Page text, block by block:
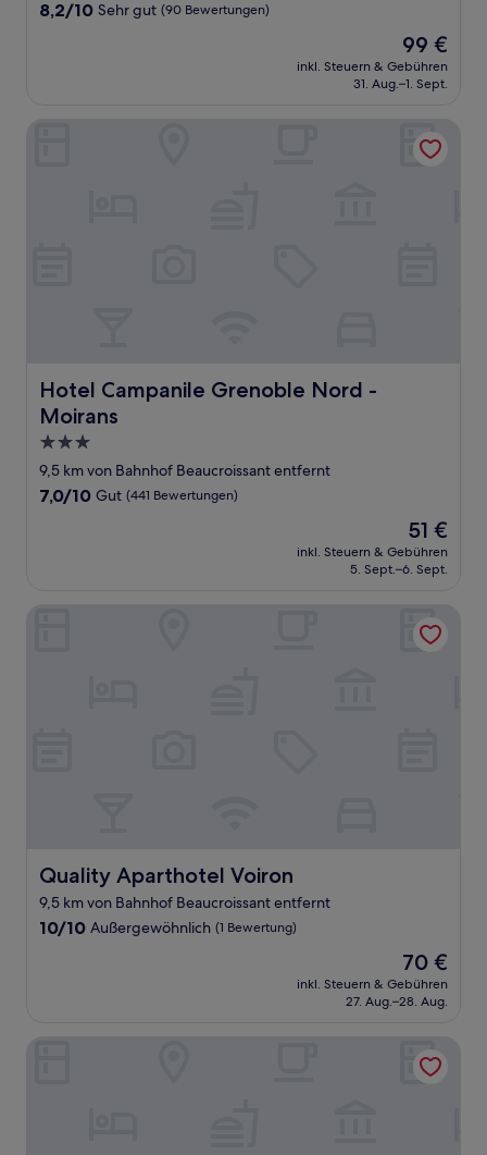
8.2
Bewertungen)
8,2/10 Sehr gut (90 Bewertungen)
Der
Preis
beträgt
99 €
inkl. Steuern & Gebühren
31. Aug.–1. Sept.
Hotel Campanile Grenoble Nord -
Moirans
Hotel Campanile Grenoble Nord - Moirans
3.0-
Sterne-
Unterkunft
9,5 km von Bahnhof Beaucroissant entfernt
7.0
7,0/10 Gut (441 Bewertungen)
Der
Preis
beträgt
51 €
inkl. Steuern & Gebühren
5. Sept.–6. Sept.
Quality Aparthotel Voiron
Quality Aparthotel Voiron
9,5 km von Bahnhof Beaucroissant entfernt
10.0
10/10 Außergewöhnlich (1 Bewertung)
Der
Preis
beträgt
70 €
inkl. Steuern & Gebühren
27. Aug.–28. Aug.